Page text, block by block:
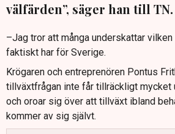
välfärden”, säger han till TN.
–Jag tror att många underskattar
faktiskt har för Sverige.
Krögaren och entreprenören Pontus
tillväxtfrågan inte får tillräckligt mycket
och oroar sig över att tillväxt ibland
kommer av sig självt.